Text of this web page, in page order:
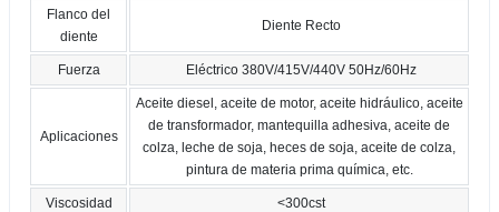
Flanco del
diente
Diente Recto
Fuerza Eléctrico 380V/415V/440V 50Hz/60Hz
Aplicaciones
Aceite diesel, aceite de motor, aceite hidráulico, aceite
de transformador, mantequilla adhesiva, aceite de
colza, leche de soja, heces de soja, aceite de colza,
pintura de materia prima química, etc.
Viscosidad <300cst